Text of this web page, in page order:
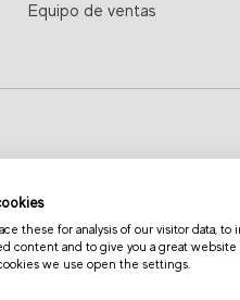
Equipo de ventas
these for analysis of our visitor data,
content and to give you a great
we use open the settings.